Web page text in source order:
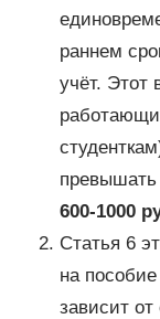
раннем
учёт. Этот
600-1000
Статья 6
на
зависит от